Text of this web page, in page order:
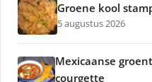
Groene kool
5 augustus 2026
Mexicaanse
courgette